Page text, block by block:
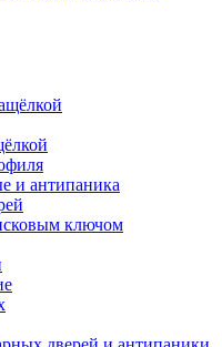
и антипаника
ключом